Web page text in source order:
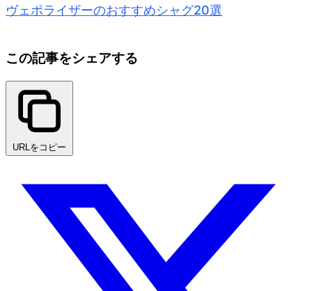
ヴェポライザーのおすすめシャグ20選
この記事をシェアする
URLをコピー